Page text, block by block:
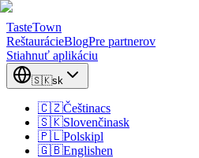
TasteTown
ReštaurácieBlogPre partnerov
Stiahnuť aplikáciu
🇸🇰sk
🇨🇿Češtinacs
🇸🇰Slovenčinask
🇵🇱Polskipl
🇬🇧Englishen